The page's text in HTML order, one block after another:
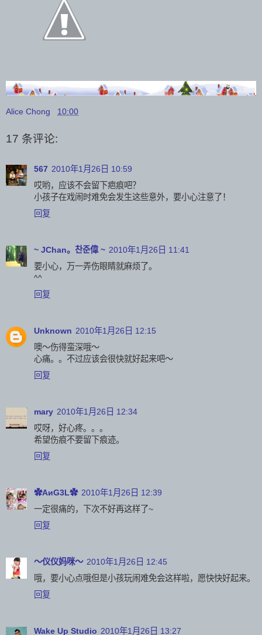
Alice Chong 10:00
17 条评论:
567 2010年1月26日 10:59
哎哟，应该不会留下疤痕吧？
小孩子在戏闹时难免会发生这些意外，要小心注意了！
回复
~ JChan。찬준偉 ~ 2010年1月26日 11:41
要小心，万一弄伤眼睛就麻烦了。
^^
回复
Unknown 2010年1月26日 12:15
噢～伤得蛮深哦～
心痛。。不过应该会很快就好起来吧～
回复
mary 2010年1月26日 12:34
哎呀，好心疼。。。
希望伤痕不要留下痕迹。
回复
✿AиG3L✿ 2010年1月26日 12:39
一定很痛的，下次不好再这样了~
回复
～仪仪妈咪～ 2010年1月26日 12:45
哦，要小心点哦但是小孩玩闹难免会这样啦，愿快快好起来。
回复
Wake Up Studio 2010年1月26日 13:27